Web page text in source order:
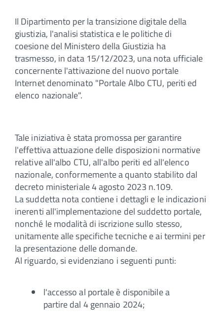
Il Dipartimento per la transizione digitale della
giustizia, l'analisi statistica e le politiche di
coesione del Ministero della Giustizia ha
trasmesso, in data 15/12/2023, una nota ufficiale
concernente l'attivazione del nuovo portale
Internet denominato "Portale Albo CTU, periti ed
elenco nazionale".
Tale iniziativa è stata promossa per garantire
l'effettiva attuazione delle disposizioni normative
relative all'albo CTU, all'albo periti ed all'elenco
nazionale, conformemente a quanto stabilito dal
decreto ministeriale 4 agosto 2023 n.109.
La suddetta nota contiene i dettagli e le indicazioni
inerenti all'implementazione del suddetto portale,
nonché le modalità di iscrizione sullo stesso,
unitamente alle specifiche tecniche e ai termini per
la presentazione delle domande.
Al riguardo, si evidenziano i seguenti punti:
l'accesso al portale è disponibile a
partire dal 4 gennaio 2024;